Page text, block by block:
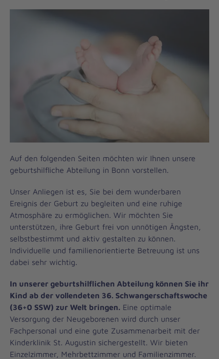
Auf den folgenden Seiten möchten wir Ihnen unsere
geburtshilfliche Abteilung in Bonn vorstellen.
Unser Anliegen ist es, Sie bei dem wunderbaren
Ereignis der Geburt zu begleiten und eine ruhige
Atmosphäre zu ermöglichen. Wir möchten Sie
unterstützen, ihre Geburt frei von unnötigen Ängsten,
selbstbestimmt und aktiv gestalten zu können.
Individuelle und familienorientierte Betreuung ist uns
dabei sehr wichtig.
In unserer geburtshilflichen Abteilung können Sie ihr
Kind ab der vollendeten 36. Schwangerschaftswoche
(36+0 SSW) zur Welt bringen. Eine optimale
Versorgung der Neugeborenen wird durch unser
Fachpersonal und eine gute Zusammenarbeit mit der
Kinderklinik St. Augustin sichergestellt. Wir bieten
Einzelzimmer, Mehrbettzimmer und Familienzimmer.